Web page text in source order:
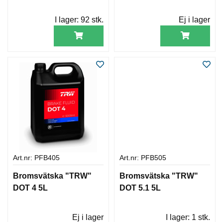
I lager: 92 stk. Ej i lager
Art.nr: PFB405
Bromsvätska "TRW"
DOT 4 5L
Ej i lager
Art.nr: PFB505
Bromsvätska "TRW"
DOT 5.1 5L
I lager: 1 stk.